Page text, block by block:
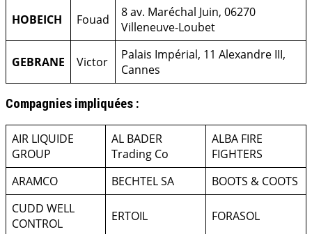
HOBEICH Fouad
8 av. Maréchal Juin, 06270
Villeneuve-Loubet
GEBRANE Victor
Palais Impérial, 11 Alexandre III,
Cannes
Compagnies impliquées :
AIR LIQUIDE
GROUP
AL BADER
Trading Co
ALBA FIRE
FIGHTERS
ARAMCO
BECHTEL SA
BOOTS & COOTS
CUDD WELL
CONTROL
ERTOIL FORASOL